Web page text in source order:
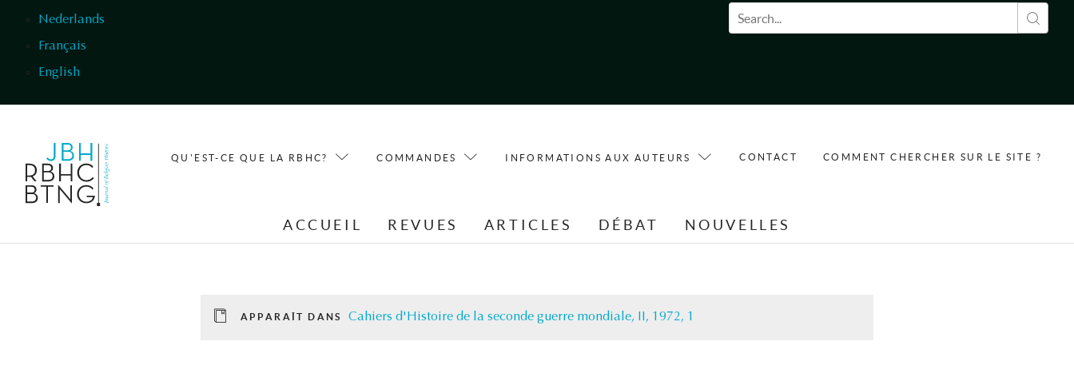
Nederlands
Français
English
Formulaire de recherche
QU'EST-CE QUE LA RBHC? COMMANDES INFORMATIONS AUX AUTEURS CONTACT COMMENT CHERCHER SUR LE SITE ?
ACCUEIL REVUES ARTICLES DÉBAT NOUVELLES
APPARAÎT DANS Cahiers d'Histoire de la seconde guerre mondiale, II, 1972, 1